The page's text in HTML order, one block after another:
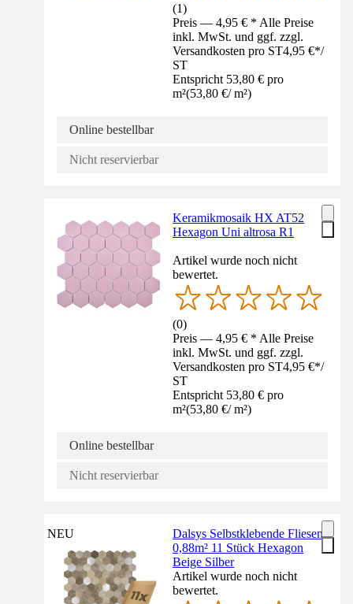
(1)
Preis — 4,95 € * Alle Preise
inkl. MwSt. und ggf. zzgl.
Versandkosten pro ST4,95 €*/
ST
Entspricht 53,80 € pro
m²(53,80 €/ m²)
Online bestellbar
Nicht reservierbar
Keramikmosaik HX AT52
Hexagon Uni altrosa R1
Artikel wurde noch nicht
bewertet.
(0)
Preis — 4,95 € * Alle Preise
inkl. MwSt. und ggf. zzgl.
Versandkosten pro ST4,95 €*/
ST
Entspricht 53,80 € pro
m²(53,80 €/ m²)
Online bestellbar
Nicht reservierbar
NEU
Dalsys Selbstklebende Fliesen
0,88m² 11 Stück Hexagon
Beige Silber
Artikel wurde noch nicht
bewertet.